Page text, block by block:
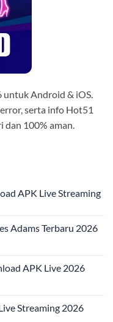
untuk Android & iOS.
serta info Hot51
dan 100% aman.
APK Live Streaming
Adams Terbaru 2026
APK Live 2026
Streaming 2026